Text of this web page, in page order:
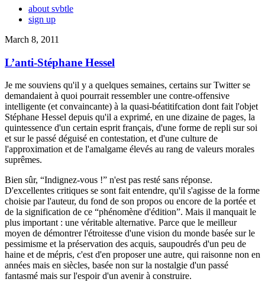
about svbtle
sign up
March 8, 2011
L’anti-Stéphane Hessel
Je me souviens qu'il y a quelques semaines, certains sur Twitter se
demandaient à quoi pourrait ressembler une contre-offensive
intelligente (et convaincante) à la quasi-béatitifcation dont fait l'objet
Stéphane Hessel depuis qu'il a exprimé, en une dizaine de pages, la
quintessence d'un certain esprit français, d'une forme de repli sur soi
et sur le passé déguisé en contestation, et d'une culture de
l'approximation et de l'amalgame élevés au rang de valeurs morales
suprêmes.
Bien sûr, “Indignez-vous !” n'est pas resté sans réponse.
D'excellentes critiques se sont fait entendre, qu'il s'agisse de la forme
choisie par l'auteur, du fond de son propos ou encore de la portée et
de la signification de ce “phénomène d'édition”. Mais il manquait le
plus important : une véritable alternative. Parce que le meilleur
moyen de démontrer l'étroitesse d'une vision du monde basée sur le
pessimisme et la préservation des acquis, saupoudrés d'un peu de
haine et de mépris, c'est d'en proposer une autre, qui raisonne non en
années mais en siècles, basée non sur la nostalgie d'un passé
fantasmé mais sur l'espoir d'un avenir à construire.